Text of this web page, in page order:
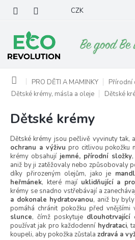
obsah
CZK
Domů PRO DĚTI A MAMINKY
Přírodní
Dětské krémy, másla a oleje
Dětské
Dětské krémy
Dětské krémy jsou pečlivě vyvinuty tak,
ochranu a výživu pro citlivou pokožku
krémy obsahují jemné, přírodní složky
aniž by ji zatěžovaly nebo způsobovaly
díky přirozeným olejům, jako je
heřmánek, které mají uklidňující a
krémy se snadno vstřebávají a
a dokonale hydratovanou, aniž by
pomáhá chránit pokožku před
slunce, čímž poskytuje dlouhotrvající
používat jak pro každodenní hydrataci,
koupeli, aby pokožka zůstala zdravá a